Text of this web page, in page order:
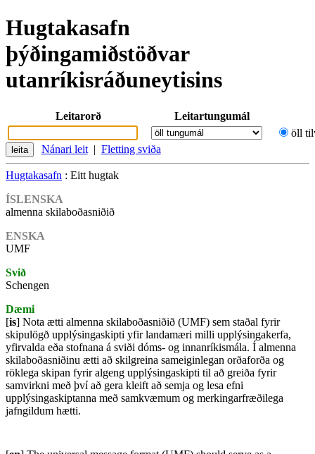
Hugtakasafn
þýðingamiðstöðvar
utanríkisráðuneytisins
Leitarorð
Leitartungumál
öll
Nánari leit| Fletting sviða
Hugtakasafn : Eitt hugtak
ÍSLENSKA
almenna skilaboðasniðið
ENSKA
UMF
Svið
Schengen
Dæmi
[is] Nota ætti almenna skilaboðasniðið (UMF) sem staðal fyrir
skipulögð upplýsingaskipti yfir landamæri milli upplýsingakerfa,
yfirvalda eða stofnana á sviði dóms- og innanríkismála. Í almenna
skilaboðasniðinu ætti að skilgreina sameiginlegan orðaforða og
röklega skipan fyrir algeng upplýsingaskipti til að greiða fyrir
samvirkni með því að gera kleift að semja og lesa efni
upplýsingaskiptanna með samkvæmum og merkingarfræðilega
jafngildum hætti.